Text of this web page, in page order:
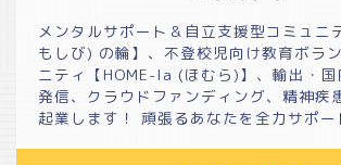
メンタルサポート＆自立支援型コミュニ
もしび) の輪】、不登校児向け教育ボラ
ニティ【HOME-la (ほむら)】、輸出・国
発信、クラウドファンディング、精神疾